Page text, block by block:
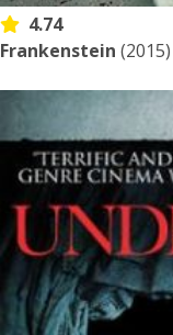
4.74
Frankenstein (2015)